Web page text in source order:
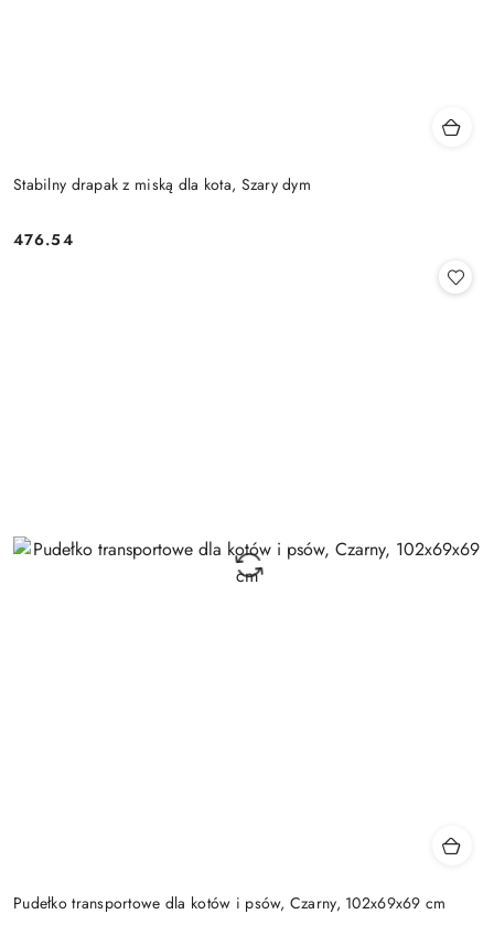
Stabilny drapak z miską dla kota, Szary dym
Cena:
476.54
Pudełko transportowe dla kotów i psów, Czarny, 102x69x69 cm